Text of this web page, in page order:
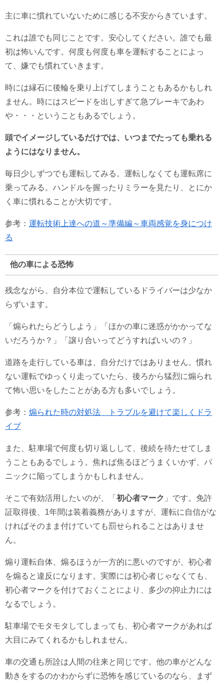
主に車に慣れていないために感じる不安からきています。
これは誰でも同じことです。安心してください。誰でも最
初は怖いんです。何度も何度も車を運転することによっ
て、嫌でも慣れていきます。
時には縁石に後輪を乗り上げてしまうこともあるかもしれ
ません。時にはスピードを出しすぎて急ブレーキであわ
や・・・ということもあるでしょう。
頭でイメージしているだけでは、いつまでたっても乗れる
ようにはなりません。
毎日少しずつでも運転してみる。運転しなくても運転席に
乗ってみる。ハンドルを握ったりミラーを見たり、とにか
く車に慣れることが大切です。
参考： 運転技術上達への道～準備編～車両感覚を身につけ
る
他の車による恐怖
残念ながら、自分本位で運転しているドライバーは少なか
らずいます。
「煽られたらどうしよう」「ほかの車に迷惑がかかってな
いだろうか？」「譲り合いってどうすればいいの？」
道路を走行している車は、自分だけではありません。慣れ
ない運転でゆっくり走っていたら、後ろから猛烈に煽られ
て怖い思いをしたことがある方も多いでしょう。
参考： 煽られた時の対処法 トラブルを避けて楽しくドラ
イブ
また、駐車場で何度も切り返しして、後続を待たせてしま
うこともあるでしょう。焦れば焦るほどうまくいかず、パ
ニックに陥ってしまうかもしれません。
そこで有効活用したいのが、「 初心者マーク 」です。免許
証取得後、1年間は装着義務がありますが、運転に自信がな
ければそのまま付けていても罰せられることはありませ
ん。
煽り運転自体、煽るほうが一方的に悪いのですが、初心者
を煽ると違反になります。実際には初心者じゃなくても、
初心者マークを付けておくことにより、多少の抑止力には
なるでしょう。
駐車場でモタモタしてしまっても、初心者マークがあれば
大目にみてくれるかもしれません。
車の交通も所詮は人間の往来と同じです。他の車がどんな
動きをするのかわからずに恐怖を感じているのなら、まず